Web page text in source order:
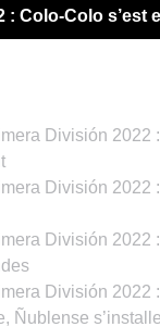
: Colo-Colo s’est
División 2022
División 2022
División 2022
División 2022
Ñublense s’installe